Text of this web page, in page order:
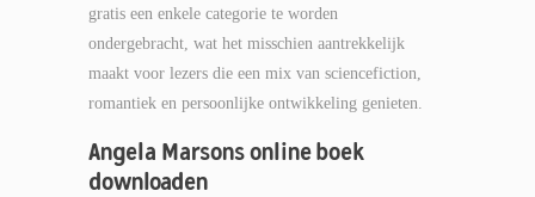
gratis een enkele categorie te worden
ondergebracht, wat het misschien aantrekkelijk
maakt voor lezers die een mix van sciencefiction,
romantiek en persoonlijke ontwikkeling genieten.
Angela Marsons online boek
downloaden